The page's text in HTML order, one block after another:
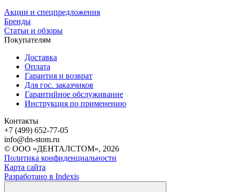
Акции и спецпредложения
Бренды
Статьи и обзоры
Покупателям
Доставка
Оплата
Гарантия и возврат
Для гос. заказчиков
Гарантийное обслуживание
Инструкция по применению
Контакты
+7 (499) 652-77-05
info@dn-stom.ru
© ООО «ДЕНТАЛСТОМ», 2026
Политика конфиденциальности
Карта сайта
Разработано в Indexis